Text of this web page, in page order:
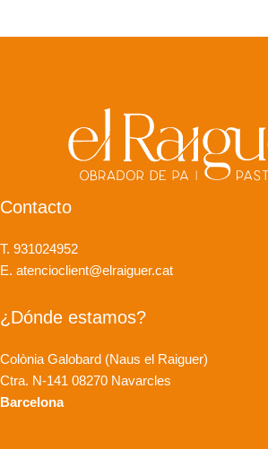
Contacto
T. 931024952
E. atencioclient@elraiguer.cat
¿Dónde estamos?
Colònia Galobard (Naus el Raiguer)
Ctra. N-141 08270 Navarcles
Barcelona